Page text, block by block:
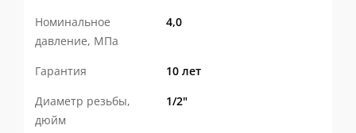
Номинальное
давление, МПа
4,0
Гарантия
10 лет
Диаметр резьбы,
дюйм
1/2"